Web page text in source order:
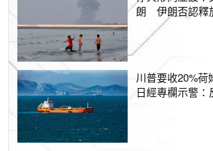
朗 伊朗否認釋
川普要收20%
日經專欄示警